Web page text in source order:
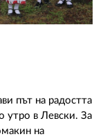
път на радостта
утро в Левски. За
на